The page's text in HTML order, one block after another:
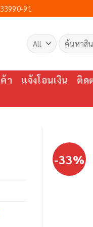
91
ค้นหา:
า แจ้งโอนเงิน ติด
-33%